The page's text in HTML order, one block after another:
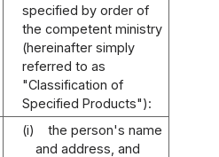
specified by order of
the competent ministry
(hereinafter simply
referred to as
"Classification of
Specified Products"):
(i)
the person's name
and address, and